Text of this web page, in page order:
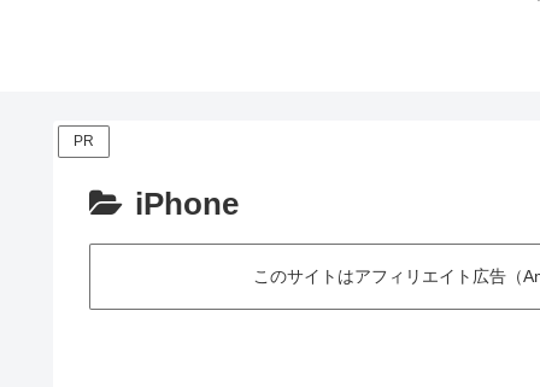
PR
iPhone
このサイトはアフィリエイト広告（